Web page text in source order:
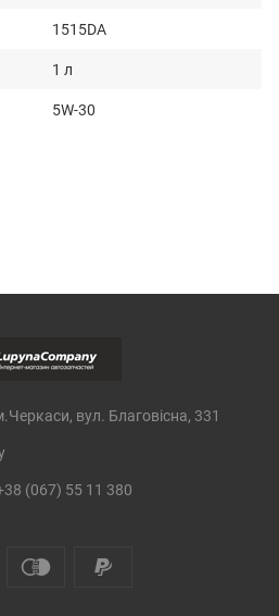
1515DA
1 л
5W-30
вул. Благовісна, 331
(067) 55 11 380